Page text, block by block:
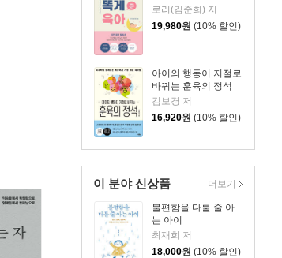
로리(김준희) 저
19,980원 (10% 할인)
아이의 행동이 저절로
바뀌는 훈육의 정석
김보경 저
16,920원 (10% 할인)
이 분야 신상품
불편함을 다룰 줄 아
는 아이
최재희 저
18,000원 (10% 할인)
더보기